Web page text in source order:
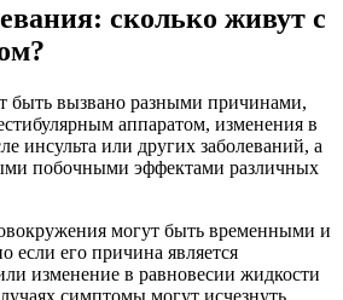
сколько живут с
быть вызвано разными причинами,
аппаратом, изменения в
инсульта или других заболеваний, а
побочными эффектами различных
могут быть временными и
если его причина является
изменение в равновесии жидкости
симптомы могут исчезнуть